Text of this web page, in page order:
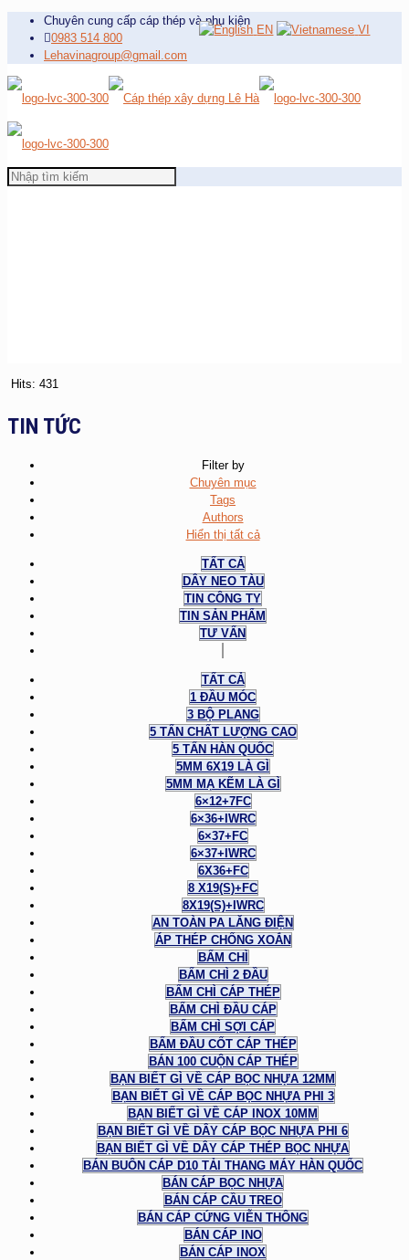
Chuyên cung cấp cáp thép và phụ kiện
0983 514 800
Lehavinagroup@gmail.com
Hits: 431
TIN TỨC
Filter by
Chuyên mục
Tags
Authors
Hiển thị tất cả
TẤT CẢ
DÂY NEO TÀU
TIN CÔNG TY
TIN SẢN PHẨM
TƯ VẤN
TẤT CẢ
1 ĐẦU MÓC
3 BỘ PLANG
5 TẤN CHẤT LƯỢNG CAO
5 TẤN HÀN QUỐC
5MM 6X19 LÀ GÌ
5MM MẠ KẼM LÀ GÌ
6×12+7FC
6×36+IWRC
6×37+FC
6×37+IWRC
6X36+FC
8 X19(S)+FC
8X19(S)+IWRC
AN TOÀN PA LĂNG ĐIỆN
ÁP THÉP CHỐNG XOẮN
BẤM CHÌ
BẤM CHÌ 2 ĐẦU
BẤM CHÌ CÁP THÉP
BẤM CHÌ ĐẦU CÁP
BẤM CHÌ SỢI CÁP
BẤM ĐẦU CỐT CÁP THÉP
BÁN 100 CUỘN CÁP THÉP
BẠN BIẾT GÌ VỀ CÁP BỌC NHỰA 12MM
BẠN BIẾT GÌ VỀ CÁP BỌC NHỰA PHI 3
BẠN BIẾT GÌ VỀ CÁP INOX 10MM
BẠN BIẾT GÌ VỀ DÂY CÁP BỌC NHỰA PHI 6
BẠN BIẾT GÌ VỀ DÂY CÁP THÉP BỌC NHỰA
BÁN BUÔN CÁP D10 TẢI THANG MÁY HÀN QUỐC
BÁN CÁP BỌC NHỰA
BÁN CÁP CẦU TREO
BÁN CÁP CỨNG VIỄN THÔNG
BÁN CÁP INO
BÁN CÁP INOX
EN VI